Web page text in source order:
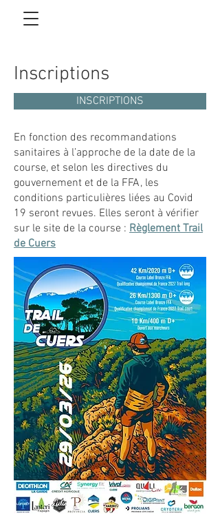
Inscriptions
INSCRIPTIONS
En fonction des recommandations
sanitaires à l’approche de la date de la
course, et selon les directives du
gouvernement et de la FFA, les
conditions particulières liées au Covid
19 seront revues. Elles seront à vérifier
sur le site de la course : Règlement Trail
de Cuers